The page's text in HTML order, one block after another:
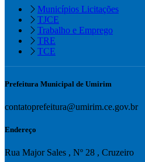
Municípios Licitações
TJCE
Trabalho e Emprego
TRE
TCE
Prefeitura Municipal de Umirim
contatoprefeitura@umirim.ce.gov.br
Endereço
Rua Major Sales , Nº 28 , Cruzeiro